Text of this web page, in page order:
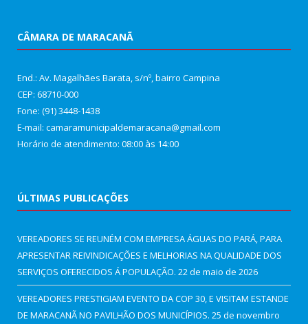
CÂMARA DE MARACANÃ
End.: Av. Magalhães Barata, s/nº, bairro Campina
CEP: 68710-000
Fone: (91) 3448-1438
E-mail: camaramunicipaldemaracana@gmail.com
Horário de atendimento: 08:00 às 14:00
ÚLTIMAS PUBLICAÇÕES
VEREADORES SE REUNÉM COM EMPRESA ÁGUAS DO PARÁ, PARA
APRESENTAR REIVINDICAÇÕES E MELHORIAS NA QUALIDADE DOS
SERVIÇOS OFERECIDOS Á POPULAÇÃO. 22 de maio de 2026
VEREADORES PRESTIGIAM EVENTO DA COP 30, E VISITAM ESTANDE
DE MARACANÃ NO PAVILHÃO DOS MUNICÍPIOS. 25 de novembro